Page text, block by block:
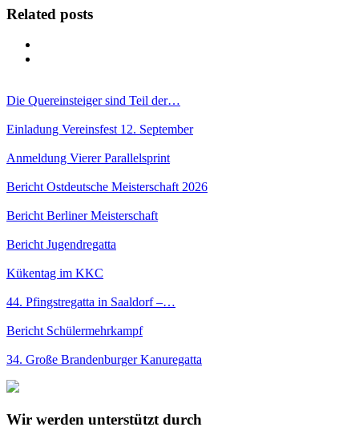
Related posts
Die Quereinsteiger sind Teil der…
Einladung Vereinsfest 12. September
Anmeldung Vierer Parallelsprint
Bericht Ostdeutsche Meisterschaft 2026
Bericht Berliner Meisterschaft
Bericht Jugendregatta
Kükentag im KKC
44. Pfingstregatta in Saaldorf –…
Bericht Schülermehrkampf
34. Große Brandenburger Kanuregatta
Wir werden unterstützt durch